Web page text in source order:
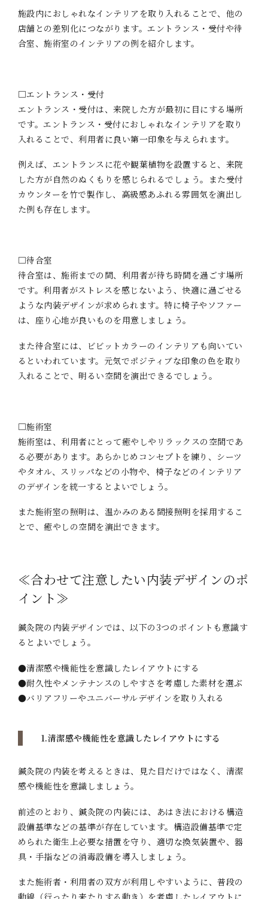
施設内におしゃれなインテリアを取り入れることで、他の
店舗との差別化につながります。エントランス・受付や待
合室、施術室のインテリアの例を紹介します。
□エントランス・受付
エントランス・受付は、来院した方が最初に目にする場所
です。エントランス・受付におしゃれなインテリアを取り
入れることで、利用者に良い第一印象を与えられます。
例えば、エントランスに花や観葉植物を設置すると、来院
した方が自然のぬくもりを感じられるでしょう。また受付
カウンターを竹で製作し、高級感あふれる雰囲気を演出し
た例も存在します。
□待合室
待合室は、施術までの間、利用者が待ち時間を過ごす場所
です。利用者がストレスを感じないよう、快適に過ごせる
ような内装デザインが求められます。特に椅子やソファー
は、座り心地が良いものを用意しましょう。
また待合室には、ビビットカラーのインテリアも向いてい
るといわれています。元気でポジティブな印象の色を取り
入れることで、明るい空間を演出できるでしょう。
□施術室
施術室は、利用者にとって癒やしやリラックスの空間であ
る必要があります。あらかじめコンセプトを練り、シーツ
やタオル、スリッパなどの小物や、椅子などのインテリア
のデザインを統一するとよいでしょう。
また施術室の照明は、温かみのある間接照明を採用するこ
とで、癒やしの空間を演出できます。
≪合わせて注意したい内装デザインのポ
イント≫
鍼灸院の内装デザインでは、以下の3つのポイントも意識す
るとよいでしょう。
●清潔感や機能性を意識したレイアウトにする
●耐久性やメンテナンスのしやすさを考慮した素材を選ぶ
●バリアフリーやユニバーサルデザインを取り入れる
1.清潔感や機能性を意識したレイアウトにする
鍼灸院の内装を考えるときは、見た目だけではなく、清潔
感や機能性を意識しましょう。
前述のとおり、鍼灸院の内装には、あはき法における構造
設備基準などの基準が存在しています。構造設備基準で定
められた衛生上必要な措置を守り、適切な換気装置や、器
具・手指などの消毒設備を導入しましょう。
また施術者・利用者の双方が利用しやすいように、普段の